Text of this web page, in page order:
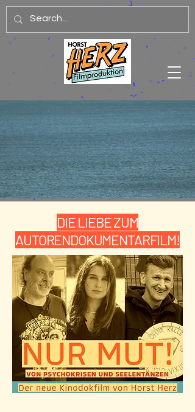
HORST HERZ
FILMPRODUKTION
DOCUMENTARYFILMSFOR
CINEMA + TV
DIE LIEBE ZUM
AUTORENDOKUMENTARFILM!